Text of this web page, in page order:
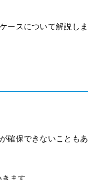
ースについて解説しま
確保できないこともあ